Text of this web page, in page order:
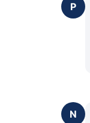
P
N